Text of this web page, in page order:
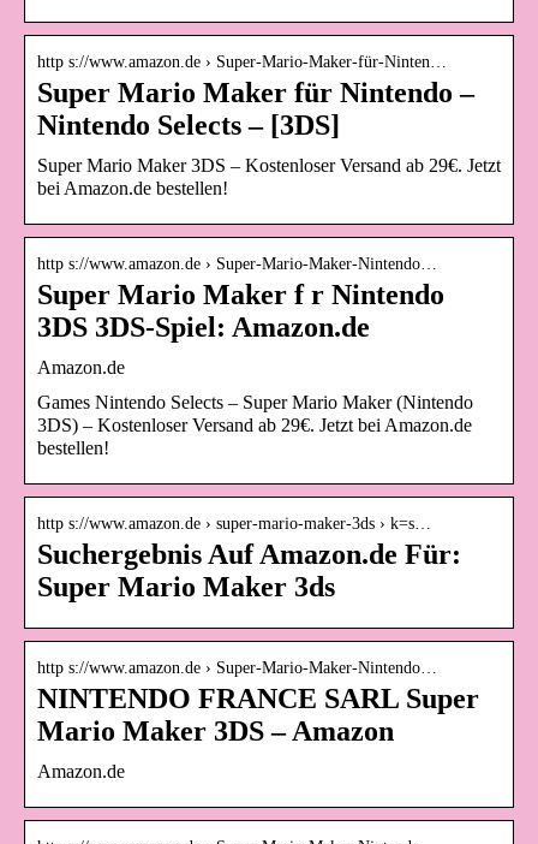
http s://www.amazon.de › Super-Mario-Maker-für-Ninten…
Super Mario Maker für Nintendo –
Nintendo Selects – [3DS]
Super Mario Maker 3DS – Kostenloser Versand ab 29€. Jetzt
bei Amazon.de bestellen!
http s://www.amazon.de › Super-Mario-Maker-Nintendo…
Super Mario Maker f r Nintendo
3DS 3DS-Spiel: Amazon.de
Amazon.de
Games Nintendo Selects – Super Mario Maker (Nintendo
3DS) – Kostenloser Versand ab 29€. Jetzt bei Amazon.de
bestellen!
http s://www.amazon.de › super-mario-maker-3ds › k=s…
Suchergebnis Auf Amazon.de Für:
Super Mario Maker 3ds
http s://www.amazon.de › Super-Mario-Maker-Nintendo…
NINTENDO FRANCE SARL Super
Mario Maker 3DS – Amazon
Amazon.de